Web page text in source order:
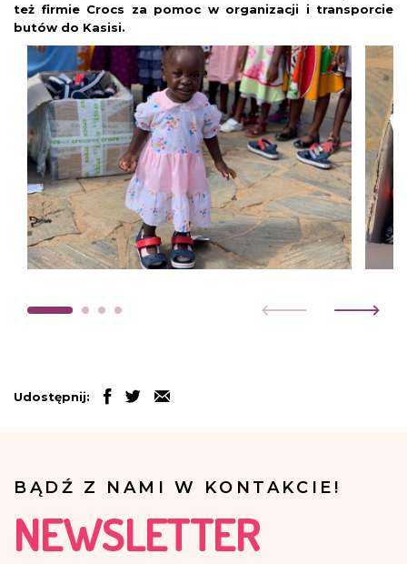
też firmie Crocs za pomoc w organizacji i transporcie
butów do Kasisi.
Udostępnij:
BĄDŹ Z NAMI W KONTAKCIE!
NEWSLETTER